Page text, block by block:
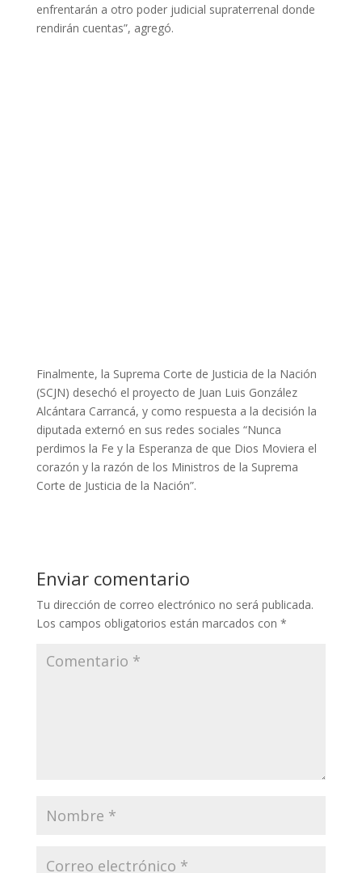
enfrentarán a otro poder judicial supraterrenal donde
rendirán cuentas”, agregó.
Finalmente, la Suprema Corte de Justicia de la Nación
(SCJN) desechó el proyecto de Juan Luis González
Alcántara Carrancá, y como respuesta a la decisión la
diputada externó en sus redes sociales “Nunca
perdimos la Fe y la Esperanza de que Dios Moviera el
corazón y la razón de los Ministros de la Suprema
Corte de Justicia de la Nación”.
Enviar comentario
Tu dirección de correo electrónico no será publicada.
Los campos obligatorios están marcados con *